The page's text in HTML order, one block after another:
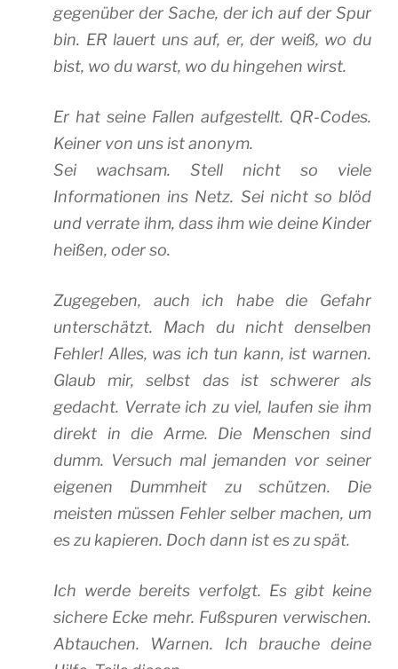
gegenüber der Sache, der ich auf der Spur
bin. ER lauert uns auf, er, der weiß, wo du
bist, wo du warst, wo du hingehen wirst.
Er hat seine Fallen aufgestellt. QR-Codes.
Keiner von uns ist anonym.
Sei wachsam. Stell nicht so viele
Informationen ins Netz. Sei nicht so blöd
und verrate ihm, dass ihm wie deine Kinder
heißen, oder so.
Zugegeben, auch ich habe die Gefahr
unterschätzt. Mach du nicht denselben
Fehler! Alles, was ich tun kann, ist warnen.
Glaub mir, selbst das ist schwerer als
gedacht. Verrate ich zu viel, laufen sie ihm
direkt in die Arme. Die Menschen sind
dumm. Versuch mal jemanden vor seiner
eigenen Dummheit zu schützen. Die
meisten müssen Fehler selber machen, um
es zu kapieren. Doch dann ist es zu spät.
Ich werde bereits verfolgt. Es gibt keine
sichere Ecke mehr. Fußspuren verwischen.
Abtauchen. Warnen. Ich brauche deine